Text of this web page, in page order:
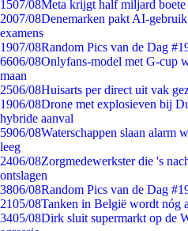
1507/08Meta krijgt half miljard boete
2007/08Denemarken pakt AI-
examens
1907/08Random Pics van de Dag
6606/08Onlyfans-model met G-cup
maan
2506/08Huisarts per direct uit vak
1906/08Drone met explosieven bij
hybride aanval
5906/08Waterschappen slaan alarm
leeg
2406/08Zorgmedewerkster die 's
ontslagen
3806/08Random Pics van de Dag
2105/08Tanken in België wordt nóg
3405/08Dirk sluit supermarkt op de